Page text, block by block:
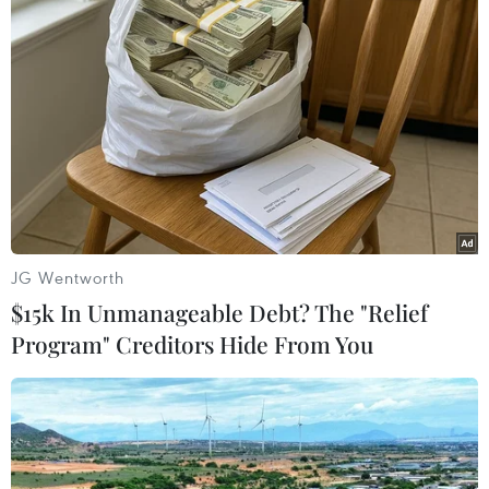
TIN LIÊN QUAN
JG Wentworth
$15k In Unmanageable Debt? The "Relief
Program" Creditors Hide From You